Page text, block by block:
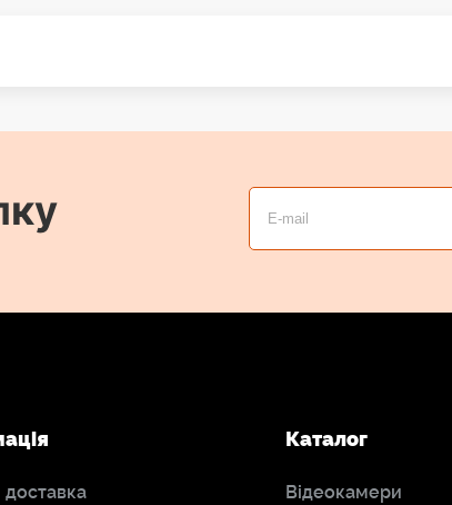
доставка
Каталог
Відеокамери